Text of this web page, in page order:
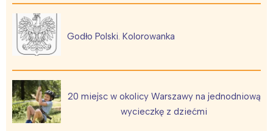
Godło Polski. Kolorowanka
20 miejsc w okolicy Warszawy na jednodniową
wycieczkę z dziećmi